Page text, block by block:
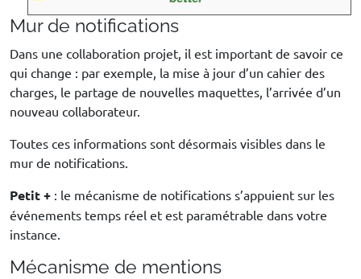
Mur de notifications
Dans une collaboration projet, il est important de savoir ce
qui change : par exemple, la mise à jour d’un cahier des
charges, le partage de nouvelles maquettes, l’arrivée d’un
nouveau collaborateur.
Toutes ces informations sont désormais visibles dans le
mur de notifications.
Petit + : le mécanisme de notifications s’appuient sur les
événements temps réel et est paramétrable dans votre
instance.
Mécanisme de mentions